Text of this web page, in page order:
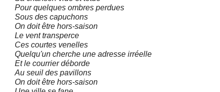
Pour quelques ombres perdues
Sous des capuchons
On doit être hors-saison
Le vent transperce
Ces courtes venelles
Quelqu'un cherche une adresse irréelle
Et le courrier déborde
Au seuil des pavillons
On doit être hors-saison